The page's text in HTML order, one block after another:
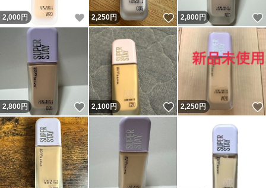
2,000 円 いいね！
2,250円 いいね！
2,800円
2,800円 いいね！
2,100円 いいね！
2,250円